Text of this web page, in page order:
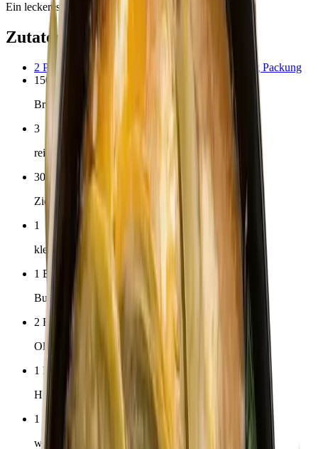
Ein leckeres Schupfnudelgericht
Zutaten für 4 Portionen
2 Pck.
g Packung
150
Bresola
3
reife Birnen
300
g
Ziegenkäse
1
kleiner kopf Radicchio
1 EL
Butter
2 EL
Olivenöl
1 EL
Honig
1
EL
weißer Balsamico-Essig